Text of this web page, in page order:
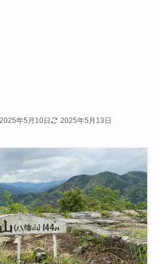
2025年5月10日 2025年5月13日